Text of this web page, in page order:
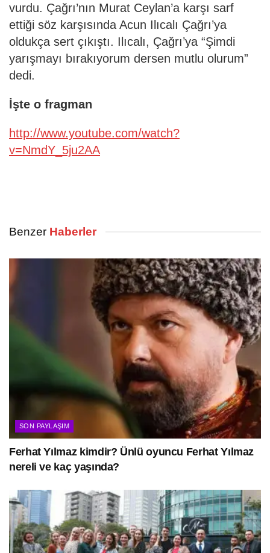
vurdu. Çağrı’nın Murat Ceylan’a karşı sarf
ettiği söz karşısında Acun Ilıcalı Çağrı’ya
oldukça sert çıkıştı. Ilıcalı, Çağrı’ya “Şimdi
yarışmayı bırakıyorum dersen mutlu olurum”
dedi.
İşte o fragman
http://www.youtube.com/watch?
v=NmdY_5ju2AA
Benzer Haberler
SON PAYLAŞIM
Ferhat Yılmaz kimdir? Ünlü oyuncu Ferhat Yılmaz
nereli ve kaç yaşında?